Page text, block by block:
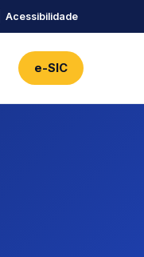
Acessibilidade
e-SIC